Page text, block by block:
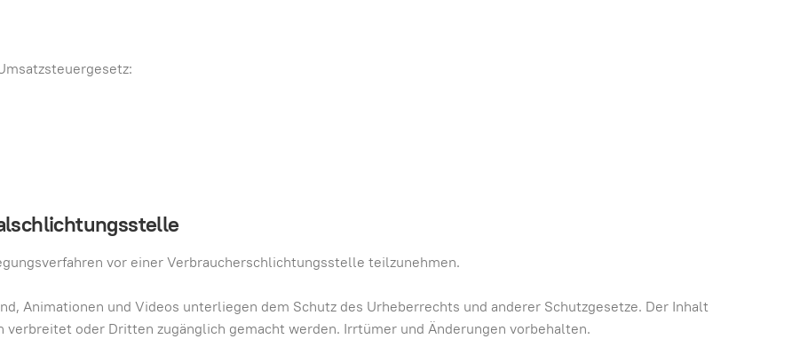
vor einer Verbraucherschlichtungsstelle teilzunehmen.
Animationen und Videos unterliegen dem Schutz des Urheberrechts und anderer Schutzgesetze. Der Inhalt
oder Dritten zugänglich gemacht werden. Irrtümer und Änderungen vorbehalten.